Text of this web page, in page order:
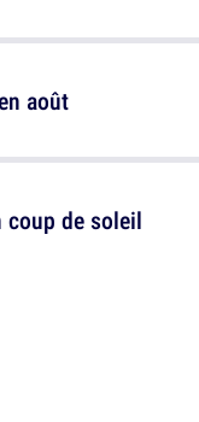
août
coup de soleil